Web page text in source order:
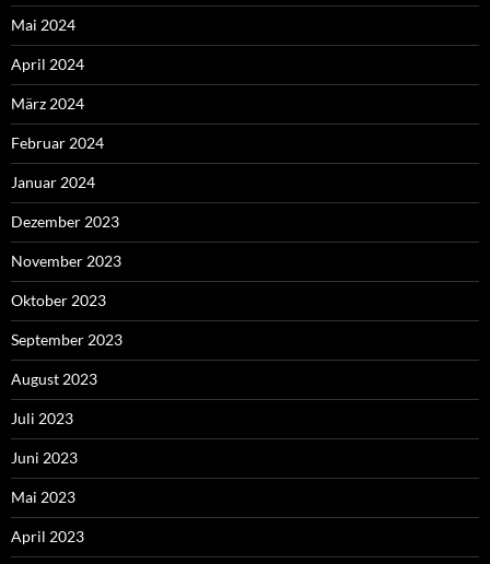
Mai 2024
April 2024
März 2024
Februar 2024
Januar 2024
Dezember 2023
November 2023
Oktober 2023
September 2023
August 2023
Juli 2023
Juni 2023
Mai 2023
April 2023